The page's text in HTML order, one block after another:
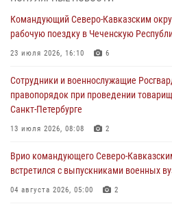
Росгвардейцы провели выставку
«Гвардеец» в Пензе (видео)
06 августа 2026, 12:00
В Курске росгвардейцы приняли
второй годовщине вторжения ВСУ на
06 августа 2026, 11:56
угрожавшего подростку
06 августа 2026, 11:33
Командующий Северо-Кавказским
рабочую поездку в Чеченскую
23 июля 2026, 16:10 6
Сотрудники и военнослужащие
правопорядок при проведении
Санкт-Петербурге
13 июля 2026, 08:08 2
Врио командующего Северо-
встретился с выпускниками военных
04 августа 2026, 05:00 2